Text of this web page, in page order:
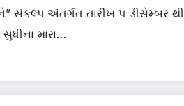
સંકલ્પ અંતર્ગત તારીખ ૫ ડીસેમ્બર થી
મારા…